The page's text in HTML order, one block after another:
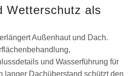
Wetterschutz als
Außenhaut und Dach.
und Wasserführung für
langer Dachüberstand schützt den